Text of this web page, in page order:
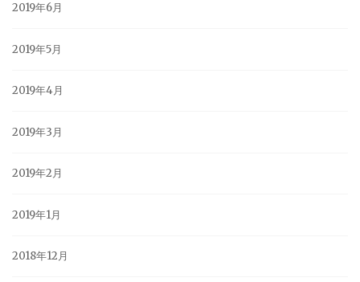
2019年6月
2019年5月
2019年4月
2019年3月
2019年2月
2019年1月
2018年12月